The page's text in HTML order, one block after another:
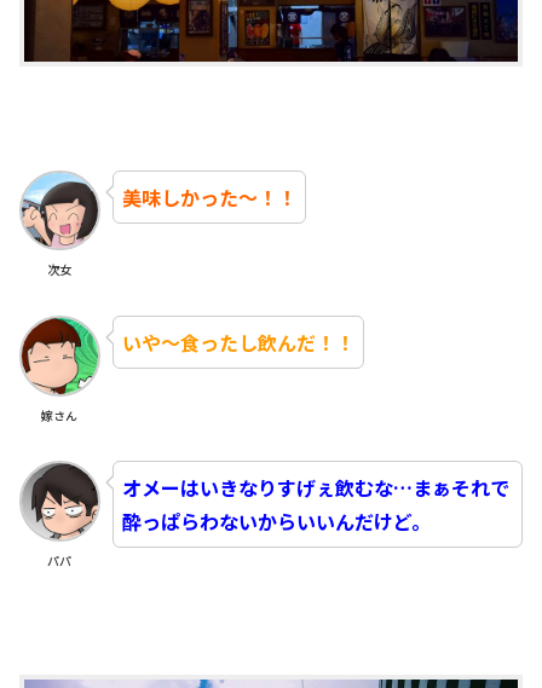
次女
美味しかった～！！
嫁さん
いや～食ったし飲んだ！！
パパ
オメーはいきなりすげぇ飲むな…まぁそれで
酔っぱらわないからいいんだけど。